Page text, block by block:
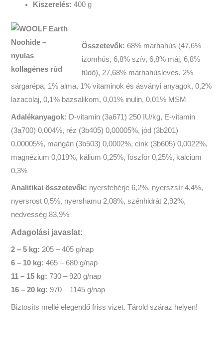
Kiszerelés: 400 g
Összetevők: 68% marhahús (47,6%
izomhús, 6,8% szív, 6,8% máj, 6,8%
tüdő), 27,68% marhahúsleves, 2%
sárgarépa, 1% alma, 1% vitaminok és ásványi anyagok, 0,2%
lazacolaj, 0,1% bazsalikom, 0,01% inulin, 0,01% MSM
Adalékanyagok: D-vitamin (3a671) 250 IU/kg, E-vitamin
(3a700) 0,004%, réz (3b405) 0,00005%, jód (3b201)
0,00005%, mangán (3b503) 0,0002%, cink (3b605) 0,0022%,
magnézium 0,019%, kálium 0,25%, foszfor 0,25%, kalcium
0,3%
Analitikai összetevők: nyersfehérje 6,2%, nyerszsír 4,4%,
nyersrost 0,5%, nyershamu 2,08%, szénhidrát 2,92%,
nedvesség 83,9%
Adagolási javaslat:
2 – 5 kg: 205 – 405 g/nap
6 – 10 kg: 465 – 680 g/nap
11 – 15 kg: 730 – 920 g/nap
16 – 20 kg: 970 – 1145 g/nap
Biztosíts mellé elegendő friss vizet. Tárold száraz helyen!